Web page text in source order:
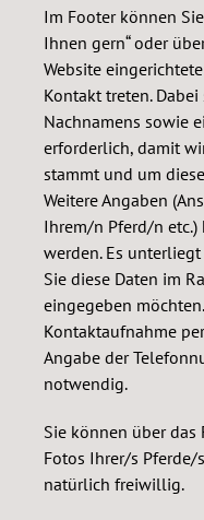
Im Footer können
Ihnen gern“ oder
Website
Kontakt treten.
Nachnamens sowie
erforderlich, damit
stammt und um
Weitere Angaben
Ihrem/n Pferd/n
werden. Es
Sie diese Daten im
eingegeben
Kontaktaufnahme
Angabe der
notwendig.
Sie können über
Fotos Ihrer/s Pferde/
natürlich freiwillig.